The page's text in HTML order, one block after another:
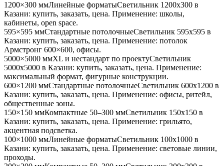
1200×300 ммЛинейные форматыСветильник 1200x300 в
Казани: купить, заказать, цена. Применение: школы,
кабинеты, open space.
595×595 ммСтандартные потолочныеСветильник 595x595 в
Казани: купить, заказать, цена. Применение: потолок
Армстронг 600×600, офисы.
5000×5000 ммXL и нестандарт по проектуСветильник
5000x5000 в Казани: купить, заказать, цена. Применение:
максимальный формат, фигурные конструкции.
600×1200 ммСтандартные потолочныеСветильник 600x1200 в
Казани: купить, заказать, цена. Применение: офисы, ритейл,
общественные зоны.
150×150 ммКомпактные 50–300 ммСветильник 150x150 в
Казани: купить, заказать, цена. Применение: грильято,
акцентная подсветка.
100×1000 ммЛинейные форматыСветильник 100x1000 в
Казани: купить, заказать, цена. Применение: световые линии,
проходы.